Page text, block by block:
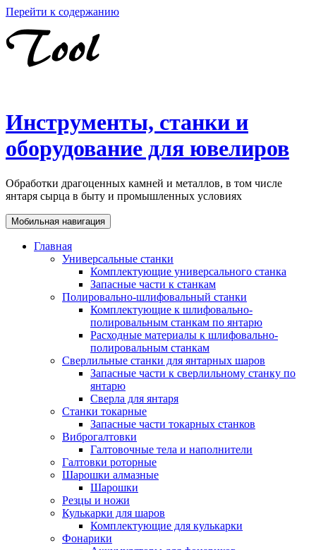
Перейти к содержанию
Инструменты, станки и
оборудование для ювелиров
Обработки драгоценных камней и металлов, в том числе
янтаря сырца в быту и промышленных условиях
Мобильная навигация
Главная
Универсальные станки
Комплектующие универсального станка
Запасные части к станкам
Полировально-шлифовальный станки
Комплектующие к шлифовально-
полировальным станкам по янтарю
Расходные материалы к шлифовально-
полировальным станкам
Сверлильные станки для янтарных шаров
Запасные части к сверлильному станку по
янтарю
Сверла для янтаря
Станки токарные
Запасные части токарных станков
Виброгалтовки
Галтовочные тела и наполнители
Галтовки роторные
Шарошки алмазные
Шарошки
Резцы и ножи
Кулькарки для шаров
Комплектующие для кулькарки
Фонарики